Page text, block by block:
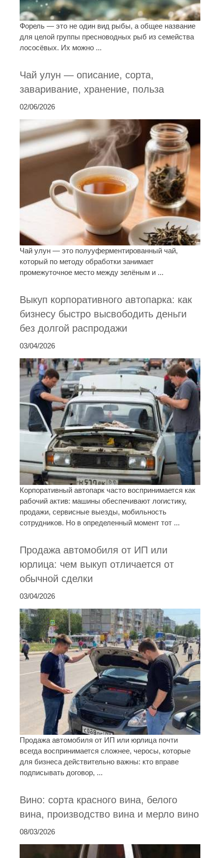
Форель — это не один вид рыбы, а общее название
для целой группы пресноводных рыб из семейства
лососёвых. Их можно ...
Чай улун — описание, сорта,
заваривание, хранение, польза
02/06/2026
Чай улун — это полууферментированный чай,
который по методу обработки занимает
промежуточное место между зелёным и ...
Выкуп корпоративного автопарка: как
бизнесу быстро высвободить деньги
без долгой распродажи
03/04/2026
Корпоративный автопарк часто воспринимается как
рабочий актив: машины обеспечивают логистику,
продажи, сервисные выезды, мобильность
сотрудников. Но в определенный момент тот ...
Продажа автомобиля от ИП или
юрлица: чем выкуп отличается от
обычной сделки
03/04/2026
Продажа автомобиля от ИП или юрлица почти
всегда воспринимается сложнее, черосы, которые
для бизнеса действительно важны: кто вправе
подписывать договор, ...
Вино: сорта красного вина, белого
вина, производство вина и мерло вино
08/03/2026